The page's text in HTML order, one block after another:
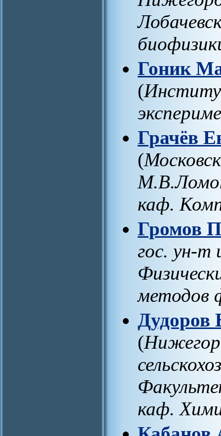
Гоник
(
Грачёв
(
каф.
Громов
гос. ун-
методов
Дудоров
(
каф.